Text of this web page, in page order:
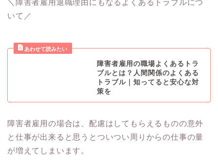
＼障害者雇用退職理由にもなるよくあるトラブルにつ
いて／
障害者雇用の職場よくあるトラ
ブルとは？人間関係のよくある
トラブル｜知ってると安心な対
策を
障害者雇用の場合は、配慮はしてもらえるものの意外
と仕事が出来ると思うとついつい周りからの仕事の量
が増えてしまいます。